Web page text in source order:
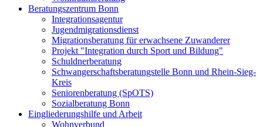
Beratungszentrum Bonn
Integrationsagentur
Jugendmigrationsdienst
Migrationsberatung für erwachsene Zuwanderer
Projekt "Integration durch Sport und Bildung"
Schuldnerberatung
Schwangerschaftsberatungstelle Bonn und Rhein-Sieg-
Kreis
Seniorenberatung (SpOTS)
Sozialberatung Bonn
Eingliederungshilfe und Arbeit
Wohnverbund